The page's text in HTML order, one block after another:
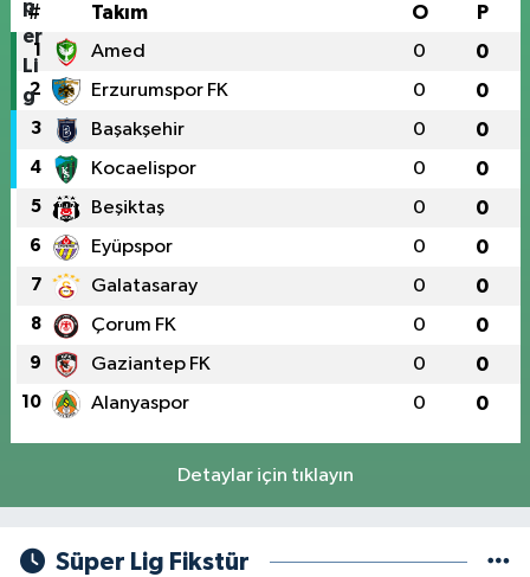
# Takım O P
1 Amed 0 0
2 Erzurumspor FK 0 0
3 Başakşehir 0 0
4 Kocaelispor 0 0
5 Beşiktaş 0 0
6 Eyüpspor 0 0
7 Galatasaray 0 0
8 Çorum FK 0 0
9 Gaziantep FK 0 0
10 Alanyaspor 0 0
Detaylar için tıklayın
Süper Lig Fikstür